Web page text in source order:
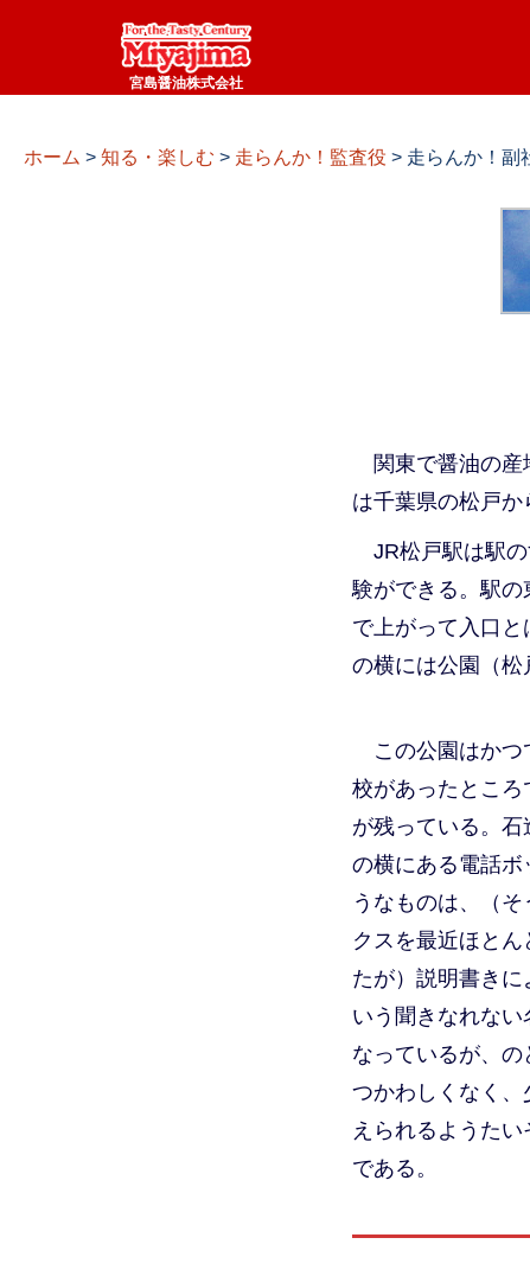
宮島醤油株式会社
ホーム > 知る・楽しむ > 走らんか！監査役 > 走らんか！
関東で醤油の
は千葉県の松戸か
JR松戸駅は駅
験ができる。駅の
で上がって入口
の横には公園（松
この公園はか
校があったとこ
が残っている。
の横にある電話ボ
うなものは、（
クスを最近ほと
たが）説明書きに
いう聞きなれない
なっているが、
つかわしくなく
えられるようた
である。